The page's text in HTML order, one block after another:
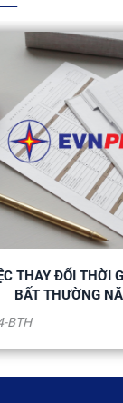
TỔ CHỨC
2026